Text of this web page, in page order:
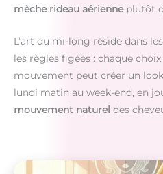
mèche rideau aérienneplutôt
L’art du mi-long réside dans les
les règles figées : chaque
mouvement peut créer un
lundi matin au week-end, en
mouvement naturel des